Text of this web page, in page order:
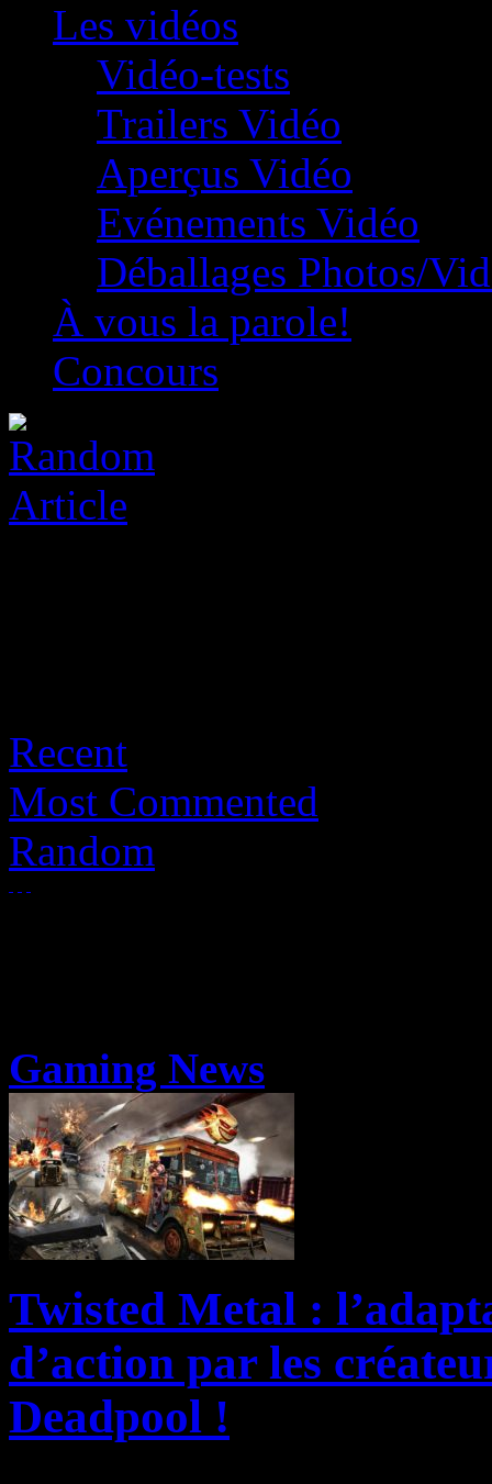
Les vidéos
Vidéo-tests
Trailers Vidéo
Aperçus Vidéo
Evénements Vidéo
Déballages Photos/
À vous la parole!
Concours
Recent
Most Commented
Random
Gaming News
Twisted Metal :
d’action par les
Deadpool !